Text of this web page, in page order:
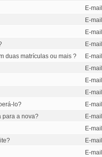
E-
E-
E-
E-
duas matrículas ou mais ?
E-
E-
E-
E-
lo?
E-
para a nova?
E-
E-
E-
E-